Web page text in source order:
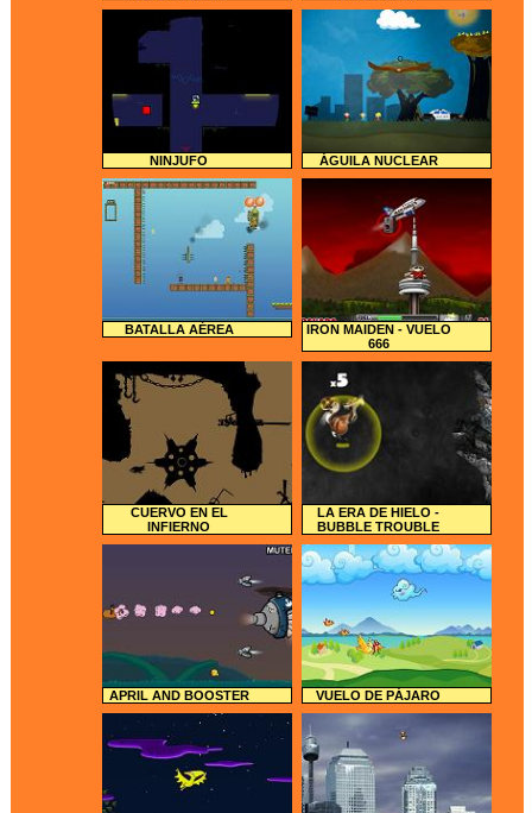
NINJUFO ÁGUILA NUCLEAR
BATALLA AÉREA
IRON MAIDEN - VUELO
666
CUERVO EN EL
INFIERNO
LA ERA DE HIELO -
BUBBLE TROUBLE
APRIL AND BOOSTER VUELO DE PÁJARO